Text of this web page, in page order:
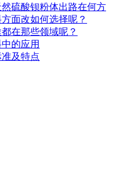
硫酸钡粉体出路在何方
面改如何选择呢？
在那些领域呢？
的应用
及特点